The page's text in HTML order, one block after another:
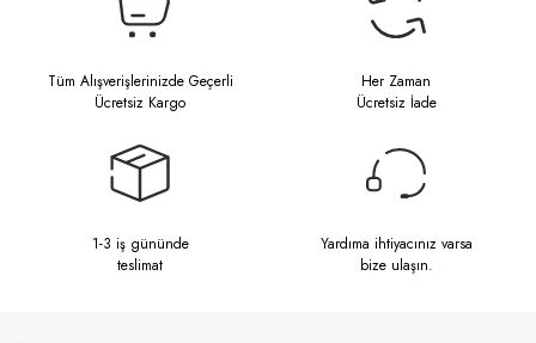
Tüm Alışverişlerinizde Geçerli
Ücretsiz Kargo
Her Zaman
Ücretsiz İade
1-3 iş gününde
teslimat
Yardıma ihtiyacınız varsa
bize ulaşın.